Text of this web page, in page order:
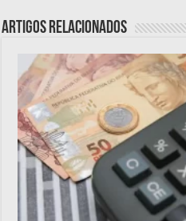
Artigos relacionados